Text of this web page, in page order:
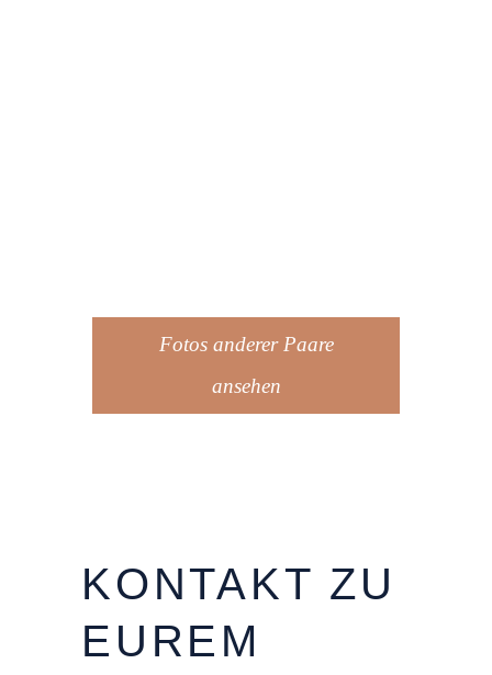
Fotos anderer Paare
ansehen
KONTAKT ZU
EUREM